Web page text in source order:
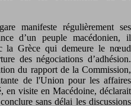
manifeste régulièrement ses
d’un peuple macédonien, il
la Grèce qui demeure le nœud
des négociations d’adhésion.
du rapport de la Commission,
de l'Union pour les affaires
en visite en Macédoine, déclarait
sans délai les discussions